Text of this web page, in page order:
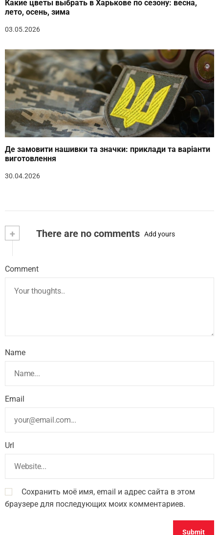
Какие цветы выбрать в Харькове по сезону: весна,
лето, осень, зима
03.05.2026
Де замовити нашивки та значки: приклади та варіанти
виготовлення
30.04.2026
+ There are no comments Add yours
Comment
Name
Email
Url
Сохранить моё имя, email и адрес сайта в этом
браузере для последующих моих комментариев.